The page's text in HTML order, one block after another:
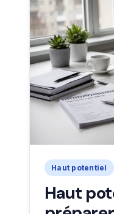
Haut potentiel
Haut